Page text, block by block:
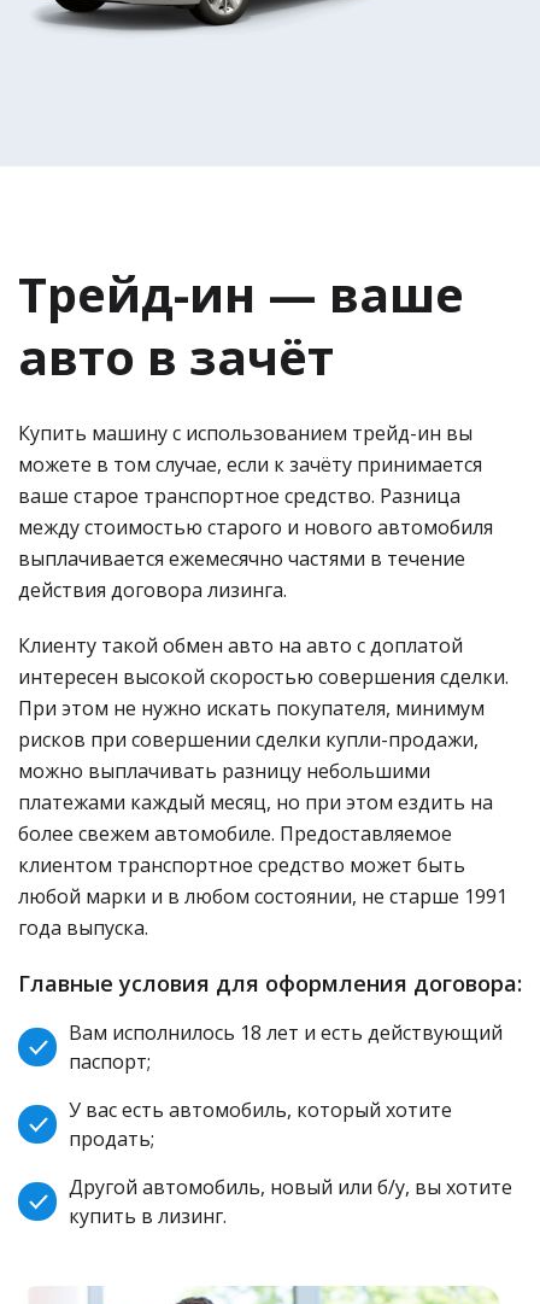
Трейд-ин — ваше
авто в зачёт
Купить машину с использованием трейд-ин вы
можете в том случае, если к зачёту принимается
ваше старое транспортное средство. Разница
между стоимостью старого и нового автомобиля
выплачивается ежемесячно частями в течение
действия договора лизинга.
Клиенту такой обмен авто на авто с доплатой
интересен высокой скоростью совершения сделки.
При этом не нужно искать покупателя, минимум
рисков при совершении сделки купли-продажи,
можно выплачивать разницу небольшими
платежами каждый месяц, но при этом ездить на
более свежем автомобиле. Предоставляемое
клиентом транспортное средство может быть
любой марки и в любом состоянии, не старше 1991
года выпуска.
Главные условия для оформления договора:
Вам исполнилось 18 лет и есть действующий
паспорт;
У вас есть автомобиль, который хотите
продать;
Другой автомобиль, новый или б/у, вы хотите
купить в лизинг.